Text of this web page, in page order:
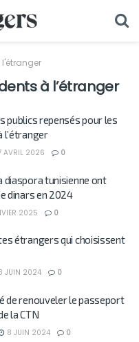
à l’étranger
publics repensés pour les
l’étranger
AVRIL 2026 0
diaspora tunisienne ont
dinars en 2024
2025 0
étrangers qui choisissent
JUIN 2024 0
de renouveler le passeport
la CTN
8 JUIN 2024 0